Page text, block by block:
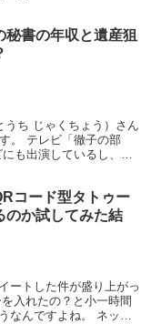
秘書の年収と遺産狙
ち じゃくちょう）さん
。 テレビ「徹子の部
も出演しているし、た
コード型タトゥー
のか試してみた結
ートした件が盛り上がっ
入れたの？と小一時間
なんですよね。 ネット